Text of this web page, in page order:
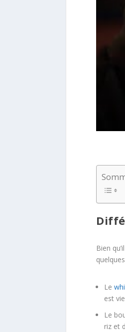
Bien
Le
est
Le
riz et